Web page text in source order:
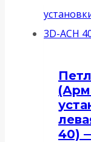
40)